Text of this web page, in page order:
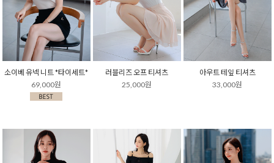
소이베 유넥 니트 *타이세트*
69,000원
러블리즈 오프 티셔츠
25,000원
아우트 테잎 티셔츠
33,000원